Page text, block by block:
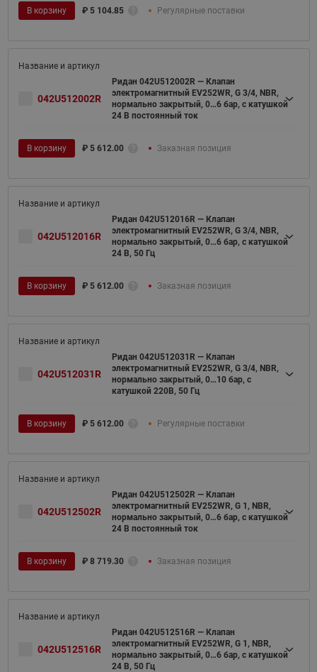
В корзину ₽ 5 104.85 Регулярные поставки
042U512002R
Ридан 042U512002R — Клапан
электромагнитный EV252WR, G 3/4, NBR,
нормально закрытый, 0…6 бар, с катушкой
24 В постоянный ток
В корзину ₽ 5 612.00 Заказная позиция
042U512016R
Ридан 042U512016R — Клапан
электромагнитный EV252WR, G 3/4, NBR,
нормально закрытый, 0…6 бар, с катушкой
24 В, 50 Гц
В корзину ₽ 5 612.00 Заказная позиция
042U512031R
Ридан 042U512031R — Клапан
электромагнитный EV252WR, G 3/4, NBR,
нормально закрытый, 0…10 бар, с
катушкой 220В, 50 Гц
В корзину ₽ 5 612.00 Регулярные поставки
042U512502R
Ридан 042U512502R — Клапан
электромагнитный EV252WR, G 1, NBR,
нормально закрытый, 0…6 бар, с катушкой
24 В постоянный ток
В корзину ₽ 8 719.30 Заказная позиция
042U512516R
Ридан 042U512516R — Клапан
электромагнитный EV252WR, G 1, NBR,
нормально закрытый, 0…6 бар, с катушкой
24 В, 50 Гц